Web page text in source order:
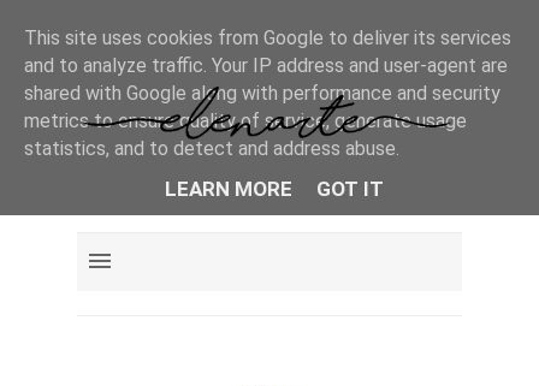
This site uses cookies from Google to deliver its services
and to analyze traffic. Your IP address and user-agent are
shared with Google along with performance and security
metrics to ensure quality of service, generate usage
statistics, and to detect and address abuse.
LEARN MORE GOT IT